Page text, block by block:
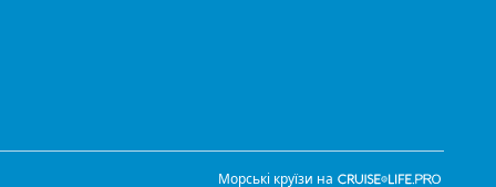
Морські круїзи на